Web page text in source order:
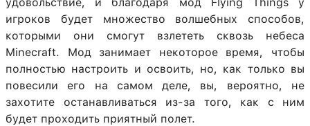
игроков будет множество волшебных способов,
которыми они смогут взлететь сквозь небеса
Minecraft. Мод занимает некоторое время, чтобы
полностью настроить и освоить, но, как только вы
повесили его на самом деле, вы, вероятно, не
захотите останавливаться из-за того, как с ним
будет проходить приятный полет.